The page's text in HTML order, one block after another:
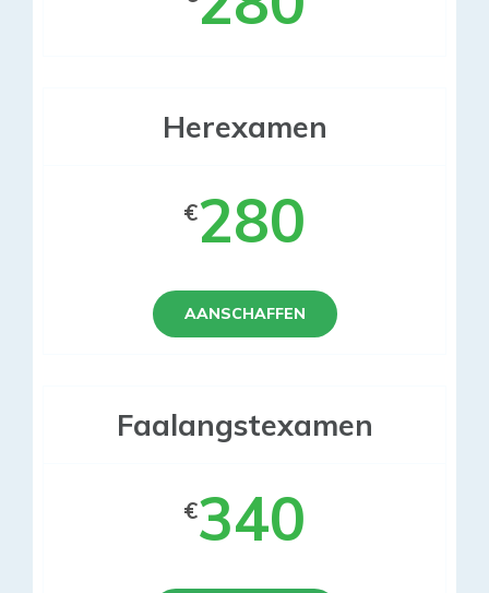
Herexamen
€280
AANSCHAFFEN
Faalangstexamen
€340